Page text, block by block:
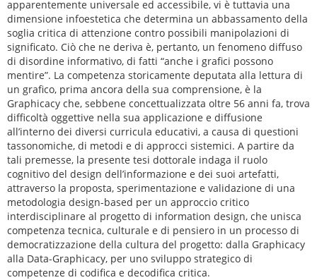
apparentemente universale ed accessibile, vi è tuttavia una
dimensione infoestetica che determina un abbassamento della
soglia critica di attenzione contro possibili manipolazioni di
significato. Ciò che ne deriva è, pertanto, un fenomeno diffuso
di disordine informativo, di fatti “anche i grafici possono
mentire”. La competenza storicamente deputata alla lettura di
un grafico, prima ancora della sua comprensione, è la
Graphicacy che, sebbene concettualizzata oltre 56 anni fa, trova
difficoltà oggettive nella sua applicazione e diffusione
all’interno dei diversi curricula educativi, a causa di questioni
tassonomiche, di metodi e di approcci sistemici. A partire da
tali premesse, la presente tesi dottorale indaga il ruolo
cognitivo del design dell’informazione e dei suoi artefatti,
attraverso la proposta, sperimentazione e validazione di una
metodologia design-based per un approccio critico
interdisciplinare al progetto di information design, che unisca
competenza tecnica, culturale e di pensiero in un processo di
democratizzazione della cultura del progetto: dalla Graphicacy
alla Data-Graphicacy, per uno sviluppo strategico di
competenze di codifica e decodifica critica.